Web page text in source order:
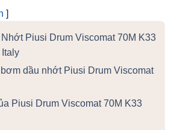
]
Piusi Drum Viscomat 70M K33
dầu nhớt Piusi Drum Viscomat
Piusi Drum Viscomat 70M K33